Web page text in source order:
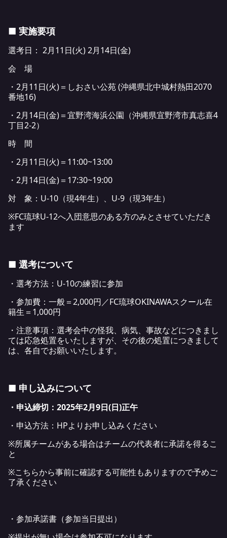
■ 実施要項
選考日： 2月11日(火) 2月14日(金)
会 場
・2月11日(火)＝しおさい公苑 (沖縄県北中城村熱田2070
番地16)
・2月14日(金)＝宜野湾海浜公園（沖縄県宜野湾市真志喜4
丁目2-2）
時 間
・2月11日(火)＝11:00~13:00
・2月14日(金)＝17:30~19:00
対 象：U-10（現4年生）、U-9（現3年生）
※FC琉球U-12へ入団意思のある方のみとさせていただき
ます
■ 選考について
・選考方法：U-10の練習に参加
・参加費：一般＝2,000円／FC琉球OKINAWAスクール在
籍生＝1,000円
・注意事項：選考会中の怪我、病気、事故などにつきまし
ては応急処置をいたしますが、その後の処置につきまして
は、各自でお願いいたします。
■ 申し込みについて
・申込締切：2025年2月9日(日)正午
・申込方法：HPよりお申し込みください
※所属チームがある場合はチームの代表者に承諾を得るこ
と
※こちらから事前に確認する可能性もありますので予めご
了承ください
・参加承諾書（参加当日提出）